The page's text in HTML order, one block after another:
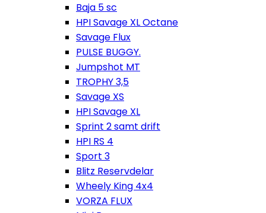
Baja 5 sc
HPI Savage XL Octane
Savage Flux
PULSE BUGGY.
Jumpshot MT
TROPHY 3,5
Savage XS
HPI Savage XL
Sprint 2 samt drift
HPI RS 4
Sport 3
Blitz Reservdelar
Wheely King 4x4
VORZA FLUX